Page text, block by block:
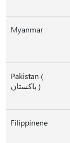
Myanmar
Pakistan (
پاکستان )
Filippinene